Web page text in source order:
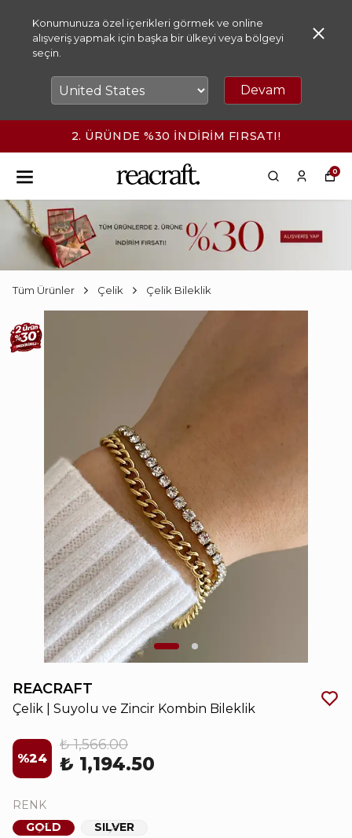
Konumunuza özel içerikleri görmek ve online
alışveriş yapmak için başka bir ülkeyi veya bölgeyi
seçin.
Devam
2. ÜRÜNDE %30 İNDİRİM FIRSATI!
0
Tüm Ürünler Çelik Çelik Bileklik
REACRAFT
Çelik | Suyolu ve Zincir Kombin Bileklik
%24
₺ 1,566.00
₺ 1,194.50
RENK
GOLD
SILVER